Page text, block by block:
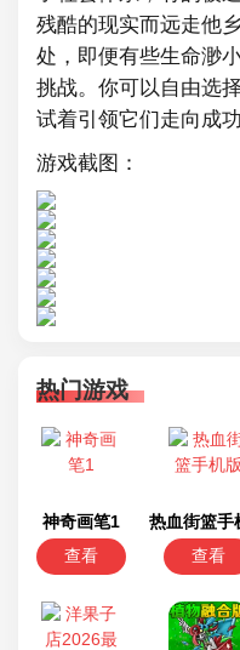
残酷的现实而远走他
处，即便有些生命渺
挑战。你可以自由选
试着引领它们走向成功
游戏截图：
热门游戏
神奇画笔1
查看
热血街篮手
查看